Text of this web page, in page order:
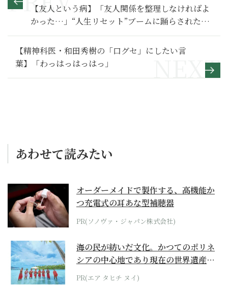
【友人という病】「友人関係を整理しなければよ
かった…」“人生リセット”ブームに踊らされた、
62歳女性が陥った孤独～その２～
【精神科医・和田秀樹の「口グセ」にしたい言
葉】「わっはっはっはっ」
あわせて読みたい
オーダーメイドで製作する、高機能か
つ充電式の耳あな型補聴器
PR(ソノヴァ・ジャパン株式会社)
海の民が紡いだ文化。かつてのポリネ
シアの中心地であり現在の世界遺産か
らみえてくる...
PR(エア タヒチ ヌイ)